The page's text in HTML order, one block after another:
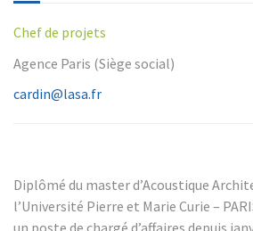
Chef de projets
Agence Paris (Siège social)
cardin@lasa.fr
Diplômé du master d’Acoustique
l’Université Pierre et Marie Curie –
un poste de chargé d’affaires depuis